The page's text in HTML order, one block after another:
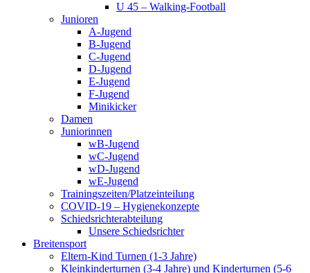
U 45 – Walking-Football
Junioren
A-Jugend
B-Jugend
C-Jugend
D-Jugend
E-Jugend
F-Jugend
Minikicker
Damen
Juniorinnen
wB-Jugend
wC-Jugend
wD-Jugend
wE-Jugend
Trainingszeiten/Platzeinteilung
COVID-19 – Hygienekonzepte
Schiedsrichterabteilung
Unsere Schiedsrichter
Breitensport
Eltern-Kind Turnen (1-3 Jahre)
Kleinkinderturnen (3-4 Jahre) und Kinderturnen (5-6